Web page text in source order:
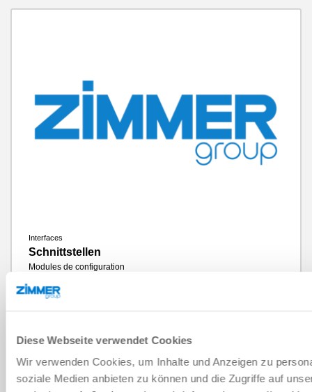
Diese Webseite verwendet Cookies
Wir verwenden Cookies, um Inhalte und Anzeigen zu
soziale Medien anbieten zu können und die Zugriffe auf
Interfaces
Schnittstellen
Modules de configuration
en savoir plus